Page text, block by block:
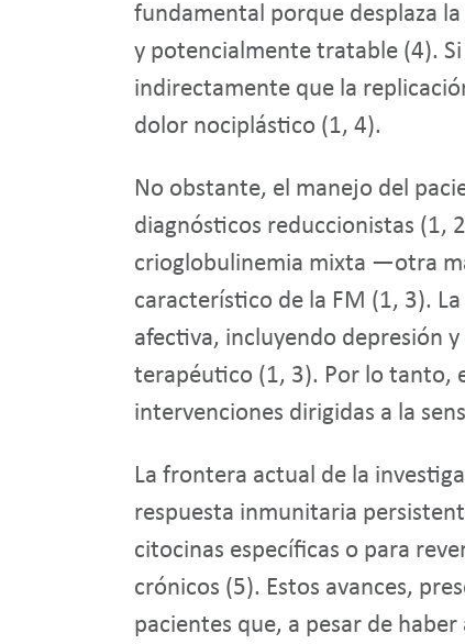
fundamental porque desplaza
y potencialmente tratable (4).
indirectamente que la
dolor nociplástico (1, 4).
No obstante, el manejo del
diagnósticos reduccionistas (1,
crioglobulinemia mixta —otra
característico de la FM (1, 3).
afectiva, incluyendo depresión
terapéutico (1, 3). Por lo tanto,
intervenciones dirigidas a la
La frontera actual de la
respuesta inmunitaria
citocinas específicas o para
crónicos (5). Estos avances,
pacientes que, a pesar de